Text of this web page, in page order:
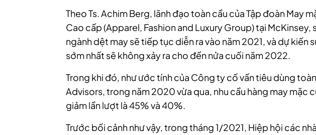
Theo Ts. Achim Berg, lãnh đạo toàn cầu của Tập đoàn May
Cao cấp (Apparel, Fashion and Luxury Group) tại McKinsey,
ngành dệt may sẽ tiếp tục diễn ra vào năm 2021, và dự kiến
sớm nhất sẽ không xảy ra cho đến nửa cuối năm 2022.
Trong khi đó, như ước tính của Công ty cố vấn tiêu dùng
Advisors, trong năm 2020 vừa qua, nhu cầu hàng may mặc
giảm lần lượt là 45% và 40%.
Trước bối cảnh như vậy, trong tháng 1/2021, Hiệp hội các